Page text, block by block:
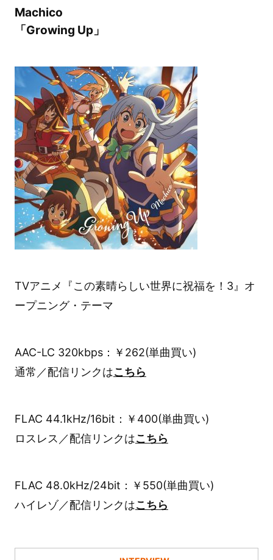
Machico
「Growing Up」
TVアニメ『この素晴らしい世界に祝福を！3』オ
ープニング・テーマ
AAC-LC 320kbps：￥262(単曲買い)
通常／配信リンクはこちら
FLAC 44.1kHz/16bit：￥400(単曲買い)
ロスレス／配信リンクはこちら
FLAC 48.0kHz/24bit：￥550(単曲買い)
ハイレゾ／配信リンクはこちら